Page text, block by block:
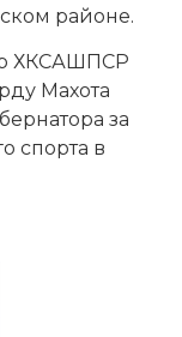
районе.
ХКСАШПСР
Махота
за
спорта в